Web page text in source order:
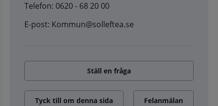
Telefon: 0620 - 68 20 00
E-post: Kommun@solleftea.se
Ställ en fråga
Tyck till om denna sida Felanmälan